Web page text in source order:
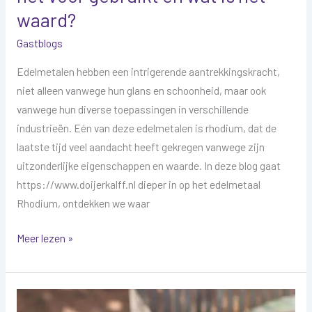
waard?
Gastblogs
Edelmetalen hebben een intrigerende aantrekkingskracht,
niet alleen vanwege hun glans en schoonheid, maar ook
vanwege hun diverse toepassingen in verschillende
industrieën. Eén van deze edelmetalen is rhodium, dat de
laatste tijd veel aandacht heeft gekregen vanwege zijn
uitzonderlijke eigenschappen en waarde. In deze blog gaat
https://www.doijerkalff.nl dieper in op het edelmetaal
Rhodium, ontdekken we waar
Meer lezen »
Kwitantie